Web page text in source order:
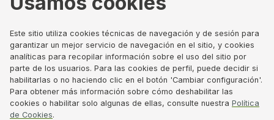
Aviso legal
Política de privacidad
Política de Cookies
Canal de denuncias
Gobierno Corporativo
Este sitio utiliza cookies técnicas de navegación y de sesión para
garantizar un mejor servicio de navegación en el sitio, y cookies
analíticas para recopilar información sobre el uso del sitio por
parte de los usuarios. Para las cookies de perfil, puede decidir si
habilitarlas o no haciendo clic en el botón 'Cambiar configuración'.
Para obtener más información sobre cómo deshabilitar las
cookies o habilitar solo algunas de ellas, consulte nuestra Política
de Cookies.